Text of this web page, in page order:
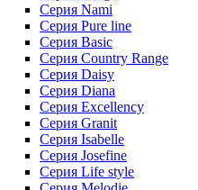
Cерия Nami
Cерия Pure line
Серия Basic
Серия Country Range
Серия Daisy
Серия Diana
Серия Excellency
Серия Granit
Серия Isabelle
Серия Josefine
Серия Life style